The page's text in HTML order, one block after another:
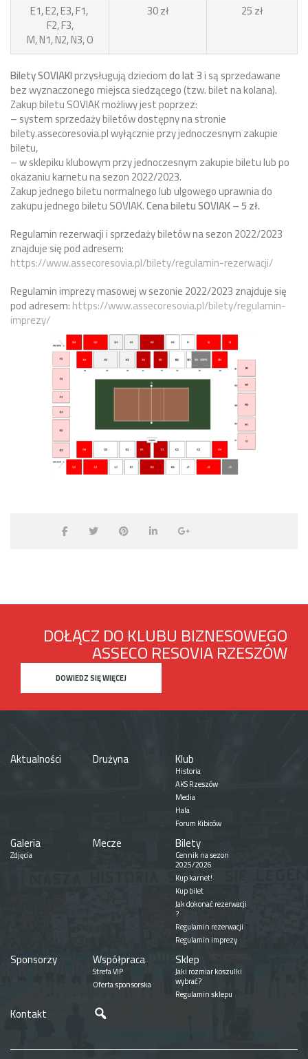
E1, E2, E3, F1,
F2, F3,
M, N1, N2, N3, O
30 zł 25 zł
Bilety SOVIAKIprzysługują dzieciomdo lat 3i są sprzedawane
bez wyznaczonego miejsca siedzącego (tzw. bilet na kolana).
Zakup biletu SOVIAK możliwy jest poprzez:
– system sprzedaży biletów dostępny na stronie
bilety.assecoresovia.pl wyłącznie przy jednoczesnym zakupie
biletu,
– w sklepiku klubowym przy jednoczesnym zakupie biletu lub po
okazaniu karnetu na sezon 2022/2023.
Zakup jednego biletu normalnego lub ulgowego uprawnia do
zakupu jednego biletu SOVIAK.Cena biletu SOVIAK – 5 zł.
Regulamin rezerwacji i sprzedaży biletów na sezon 2022/2023
znajduje się pod adresem:
https://www.assecoresovia.pl/bilety/regulamin-rezerwacji/
Regulamin imprezy masowej w sezonie 2022/2023 znajduje się
pod adresem:https://www.assecoresovia.pl/bilety/regulamin-
imprezy/
DOŁĄCZ DO KLUBU BIZNESOWEGO
ASSECO RESOVIA RZESZÓW
DOWIEDZ SIĘ WIĘCEJ
Aktualności Drużyna Klub
Historia
AKS Rzeszów
Media
Hala
Forum Kibiców
Galeria
Zdjęcia
Mecze Bilety
Cennik na sezon
2025/2026
Kup karnet!
Kup bilet
Jak dokonać rezerwacji
?
Regulamin rezerwacji
Regulamin imprezy
Sponsorzy Współpraca
Strefa VIP
Oferta sponsorska
Sklep
Jaki rozmiar koszulki
wybrać?
Regulamin sklepu
Kontakt